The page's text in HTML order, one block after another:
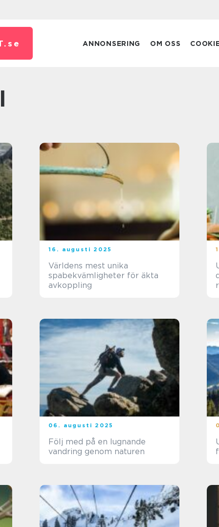
se ANNONSERING OM OSS
16. augusti 2025
Världens mest unika
spabekvämligheter för äkta
avkoppling
06. augusti 2025
Följ med på en lugnande
vandring genom naturen